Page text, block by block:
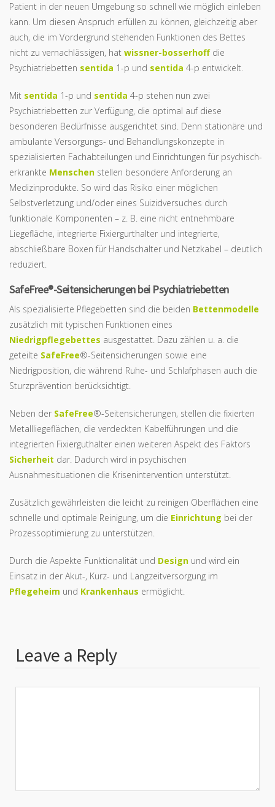
Patient in der neuen Umgebung so schnell wie möglich einleben
kann. Um diesen Anspruch erfüllen zu können, gleichzeitig aber
auch, die im Vordergrund stehenden Funktionen des Bettes
nicht zu vernachlässigen, hat wissner-bosserhoffdie
Psychiatriebetten sentida 1-p und sentida 4-p entwickelt.
Mit sentida 1-p und sentida 4-p stehen nun zwei
Psychiatriebetten zur Verfügung, die optimal auf diese
besonderen Bedürfnisse ausgerichtet sind. Denn stationäre und
ambulante Versorgungs- und Behandlungskonzepte in
spezialisierten Fachabteilungen und Einrichtungen für psychisch-
erkrankte Menschen stellen besondere Anforderung an
Medizinprodukte. So wird das Risiko einer möglichen
Selbstverletzung und/oder eines Suizidversuches durch
funktionale Komponenten – z. B. eine nicht entnehmbare
Liegefläche, integrierte Fixiergurthalter und integrierte,
abschließbare Boxen für Handschalter und Netzkabel – deutlich
reduziert.
SafeFree®-Seitensicherungen bei Psychiatriebetten
Als spezialisierte Pflegebetten sind die beiden Bettenmodelle
zusätzlich mit typischen Funktionen eines
Niedrigpflegebettes ausgestattet. Dazu zählen u. a. die
geteilte SafeFree®-Seitensicherungen sowie eine
Niedrigposition, die während Ruhe- und Schlafphasen auch die
Sturzprävention berücksichtigt.
Neben der SafeFree®-Seitensicherungen, stellen die fixierten
Metallliegeflächen, die verdeckten Kabelführungen und die
integrierten Fixierguthalter einen weiteren Aspekt des Faktors
Sicherheit dar. Dadurch wird in psychischen
Ausnahmesituationen die Krisenintervention unterstützt.
Zusätzlich gewährleisten die leicht zu reinigen Oberflächen eine
schnelle und optimale Reinigung, um die Einrichtung bei der
Prozessoptimierung zu unterstützen.
Durch die Aspekte Funktionalität und Design und wird ein
Einsatz in der Akut-, Kurz- und Langzeitversorgung im
Pflegeheim und Krankenhaus ermöglicht.
Leave a Reply